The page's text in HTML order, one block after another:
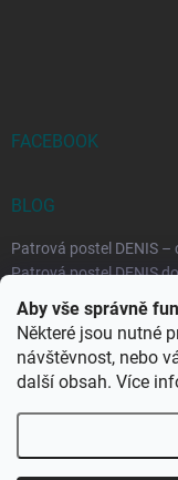
Aby vše správně
Některé jsou nutné
návštěvnost, nebo
další obsah. Více
FACEBOOK
BLOG
Patrová postel DENIS –
Patrová postel DENIS
Rozkládací postele
každodenní spaní
Rozkládací postel,